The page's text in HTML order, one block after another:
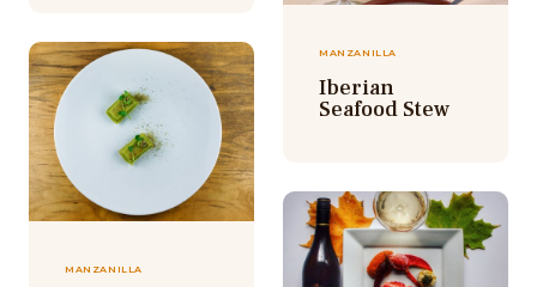
MANZANILLA
Iberian
Seafood Stew
MANZANILLA